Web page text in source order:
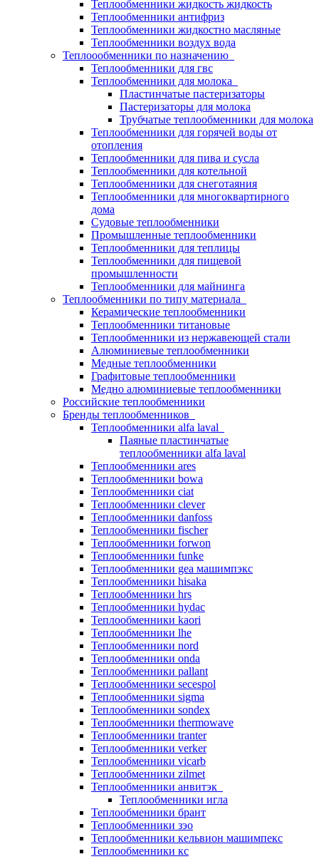
Теплообменники жидкость жидкость
Теплообменники антифриз
Теплообменники жидкостно масляные
Теплообменники воздух вода
Теплоообменники по назначению
Теплообменники для гвс
Теплообменники для молока
Пластинчатые пастеризаторы
Пастеризаторы для молока
Трубчатые теплообменники для молока
Теплообменники для горячей воды от
отопления
Теплообменники для пива и сусла
Теплообменники для котельной
Теплообменники для снеготаяния
Теплообменники для многоквартирного
дома
Судовые теплообменники
Промышленные теплообменники
Теплообменники для теплицы
Теплообменники для пищевой
промышленности
Теплообменники для майнинга
Теплообменники по типу материала
Керамические теплообменники
Теплообменники титановые
Теплообменники из нержавеющей стали
Алюминиевые теплообменники
Медные теплообменники
Графитовые теплообменники
Медно алюминиевые теплообменники
Российские теплообменники
Бренды теплообменников
Теплообменники alfa laval
Паяные пластинчатые
теплообменники alfa laval
Теплообменники ares
Теплообменники bowa
Теплообменники ciat
Теплообменники clever
Теплообменники danfoss
Теплообменники fischer
Теплообменники forwon
Теплообменники funke
Теплообменники gea машимпэкс
Теплообменники hisaka
Теплообменники hrs
Теплообменники hydac
Теплообменники kaori
Теплообменники lhe
Теплообменники nord
Теплообменники onda
Теплообменники pallant
Теплообменники secespol
Теплообменники sigma
Теплообменники sondex
Теплообменники thermowave
Теплообменники tranter
Теплообменники verker
Теплообменники vicarb
Теплообменники zilmet
Теплообменники анвитэк
Теплообменники игла
Теплообменники брант
Теплообменники зэо
Теплообменники кельвион машимпекс
Теплообменники кс